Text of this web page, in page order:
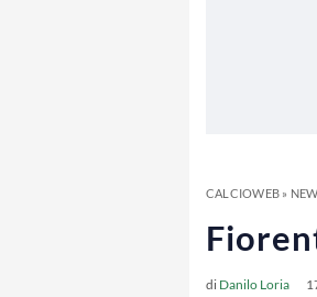
CALCIOWEB»
di Danilo Loria